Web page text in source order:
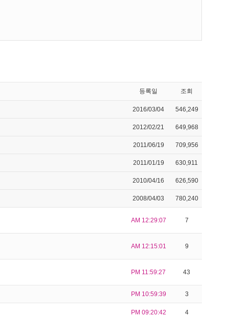
등록일 조회
2016/03/04 546,249
2012/02/21 649,968
2011/06/19 709,956
2011/01/19 630,911
2010/04/16 626,590
2008/04/03 780,240
AM 12:29:07 7
AM 12:15:01 9
PM 11:59:27 43
PM 10:59:39 3
PM 09:20:42 4